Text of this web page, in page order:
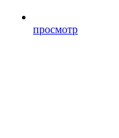
просмотр